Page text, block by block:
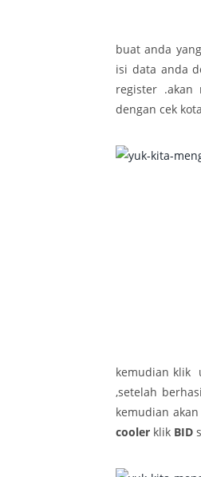
buat anda
isi data anda
register
dengan cek
kemudian klik
,setelah
kemudian
cooler klik BID